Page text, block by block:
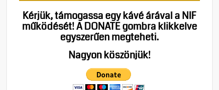
Kérjük, támogassa egy kávé árával a NIF
működését!A DONATE gombra klikkelve
egyszerűen megteheti.
Nagyon köszönjük!